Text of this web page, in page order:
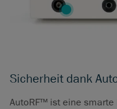
Sicherheit dank
AutoRF™ ist eine